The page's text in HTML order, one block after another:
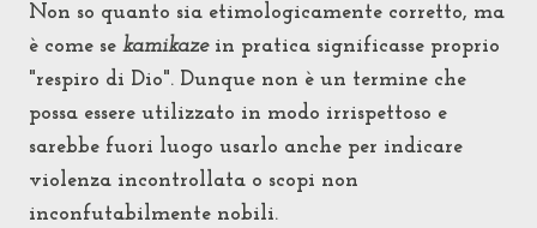
Non so quanto sia etimologicamente corretto, ma
è come se kamikazein pratica significasse proprio
"respiro di Dio". Dunque non è un termine che
possa essere utilizzato in modo irrispettoso e
sarebbe fuori luogo usarlo anche per indicare
violenza incontrollata o scopi non
inconfutabilmente nobili.